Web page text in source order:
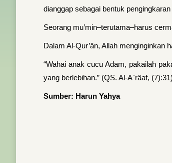
dianggap sebagai bentuk
Seorang mu’min–terutama–harus
Dalam Al-Qur’ân, Allah
“Wahai anak cucu Adam, pakailah
yang berlebihan.” (QS. Al-A`râaf, (7):31)
Sumber: Harun Yahya